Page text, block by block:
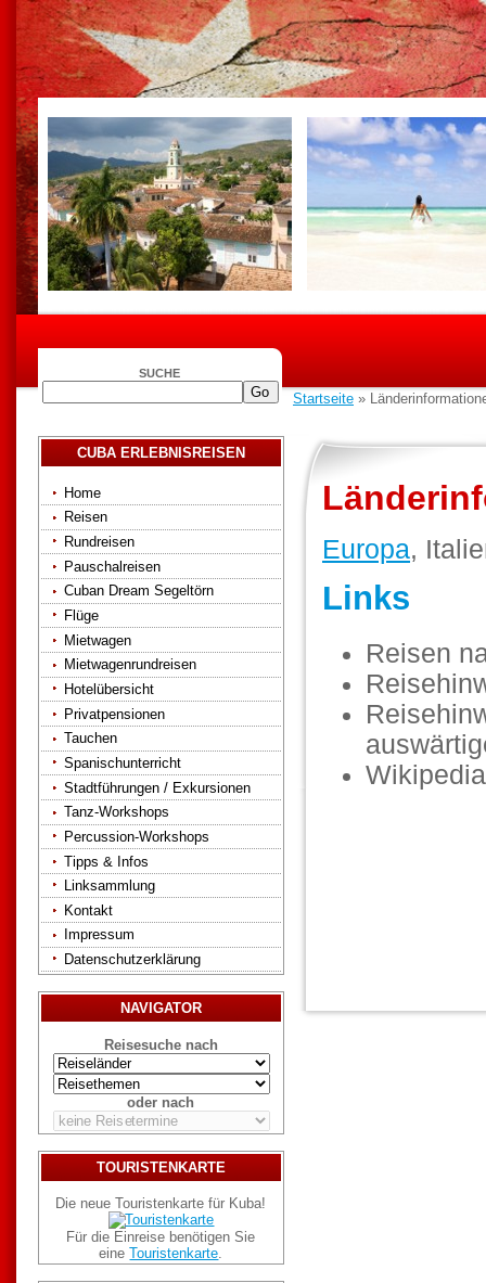
SUCHE
Startseite »
CUBA ERLEBNISREISEN
Home
Reisen
Rundreisen
Pauschalreisen
Cuban Dream Segeltörn
Flüge
Mietwagen
Mietwagenrundreisen
Hotelübersicht
Privatpensionen
Tauchen
Spanischunterricht
Stadtführungen / Exkursionen
Tanz-Workshops
Percussion-Workshops
Tipps & Infos
Linksammlung
Kontakt
Impressum
Datenschutzerklärung
NAVIGATOR
Reisesuche nach
oder nach
TOURISTENKARTE
Die neue Touristenkarte für Kuba!
Für die Einreise benötigen Sie
eineTouristenkarte.
Europa,
Links
Reisen